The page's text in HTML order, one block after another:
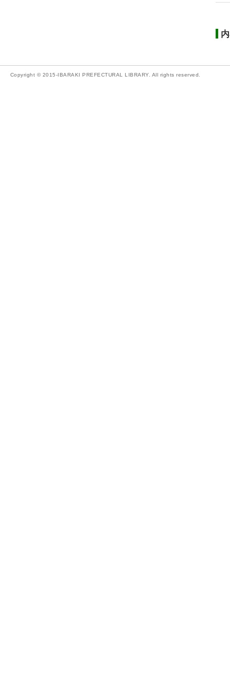
Copyright © 2015-IBARAKI PREFECTURAL LIBRARY. All rights reserved.